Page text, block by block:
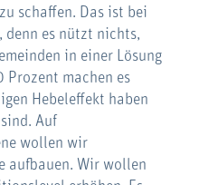
schaffen. Das ist bei
denn es nützt nichts,
in einer Lösung
Prozent machen es
Hebeleffekt haben
Auf
wollen wir
aufbauen. Wir wollen